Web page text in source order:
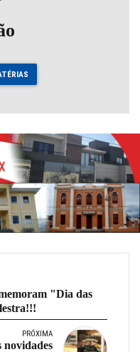
"Dia das
PRÓXIMA
novidades